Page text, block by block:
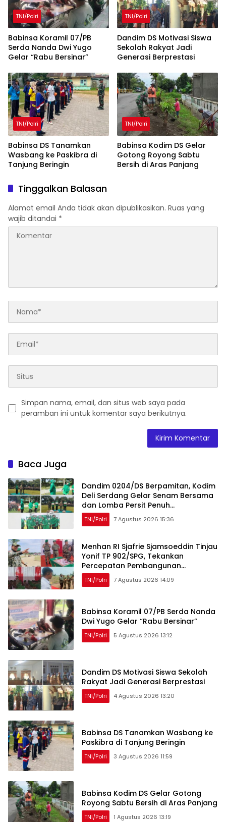
TNI/Polri
Babinsa Koramil 07/PB
Serda Nanda Dwi Yugo
Gelar “Rabu Bersinar”
TNI/Polri
Dandim DS Motivasi Siswa
Sekolah Rakyat Jadi
Generasi Berprestasi
TNI/Polri
Babinsa DS Tanamkan
Wasbang ke Paskibra di
Tanjung Beringin
TNI/Polri
Babinsa Kodim DS Gelar
Gotong Royong Sabtu
Bersih di Aras Panjang
Tinggalkan Balasan
Alamat email Anda tidak akan dipublikasikan. Ruas yang
wajib ditandai *
Simpan nama, email, dan situs web saya pada
peramban ini untuk komentar saya berikutnya.
Baca Juga
Dandim 0204/DS Berpamitan, Kodim
Deli Serdang Gelar Senam Bersama
dan Lomba Persit Penuh
Kebersamaan
TNI/Polri 7 Agustus 2026 15:36
Menhan RI Sjafrie Sjamsoeddin Tinjau
Yonif TP 902/SPG, Tekankan
Percepatan Pembangunan
Pangkalan dan Pengabdian Prajurit
kepada Rakyat
TNI/Polri 7 Agustus 2026 14:09
Babinsa Koramil 07/PB Serda Nanda
Dwi Yugo Gelar “Rabu Bersinar”
TNI/Polri 5 Agustus 2026 13:12
Dandim DS Motivasi Siswa Sekolah
Rakyat Jadi Generasi Berprestasi
TNI/Polri 4 Agustus 2026 13:20
Babinsa DS Tanamkan Wasbang ke
Paskibra di Tanjung Beringin
TNI/Polri 3 Agustus 2026 11:59
Babinsa Kodim DS Gelar Gotong
Royong Sabtu Bersih di Aras Panjang
TNI/Polri 1 Agustus 2026 13:19